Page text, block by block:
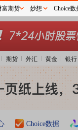
期货 外汇 黄金 银行
Choice数据
富期货 妙想 Choice数